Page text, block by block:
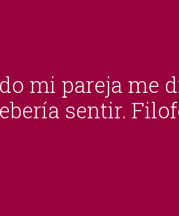
mi pareja me
sentir.